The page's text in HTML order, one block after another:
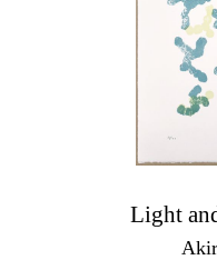
Light